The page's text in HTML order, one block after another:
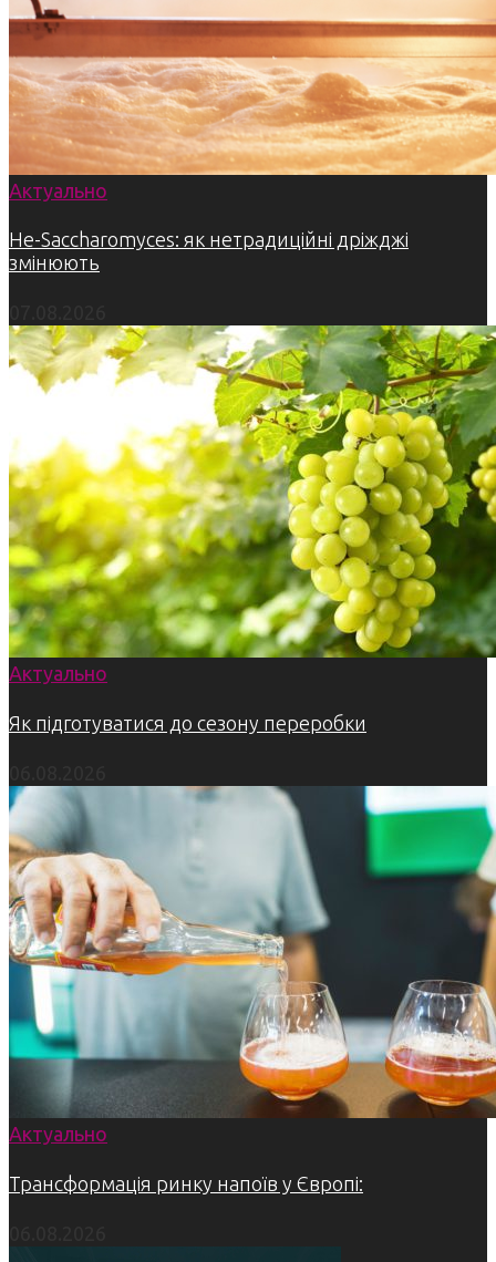
Актуально
Не-Saccharomyces: як нетрадиційні дріжджі
змінюють
Актуально
Як підготуватися до сезону переробки
Актуально
Трансформація ринку напоїв у Європі: